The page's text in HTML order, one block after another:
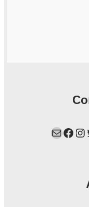
Mail Facebook Instagram Twitter